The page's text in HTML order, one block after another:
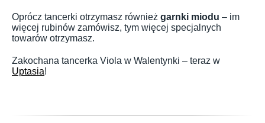
Oprócz tancerki otrzymasz również garnki miodu – im
więcej rubinów zamówisz, tym więcej specjalnych
towarów otrzymasz.
Zakochana tancerka Viola w Walentynki – teraz w
Uptasia!